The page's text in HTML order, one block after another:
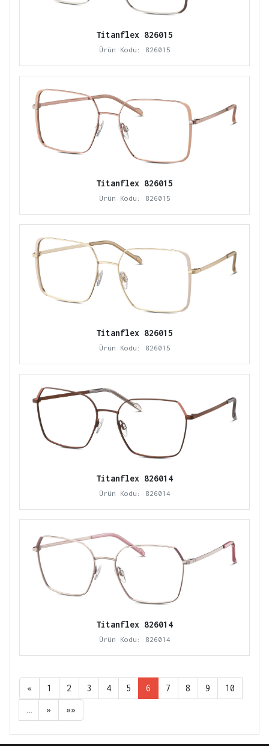
Titanflex 826015
Ürün Kodu: 826015
Titanflex 826015
Ürün Kodu: 826015
Titanflex 826015
Ürün Kodu: 826015
Titanflex 826014
Ürün Kodu: 826014
Titanflex 826014
Ürün Kodu: 826014
« 1 2 3 4 5 6 7 8 9 10
… » »»